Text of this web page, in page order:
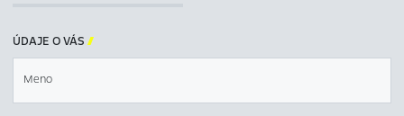
ÚDAJE O VÁS 
Meno